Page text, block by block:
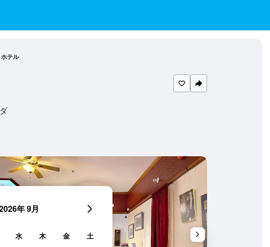
テル
年 9月
水 木 金 土